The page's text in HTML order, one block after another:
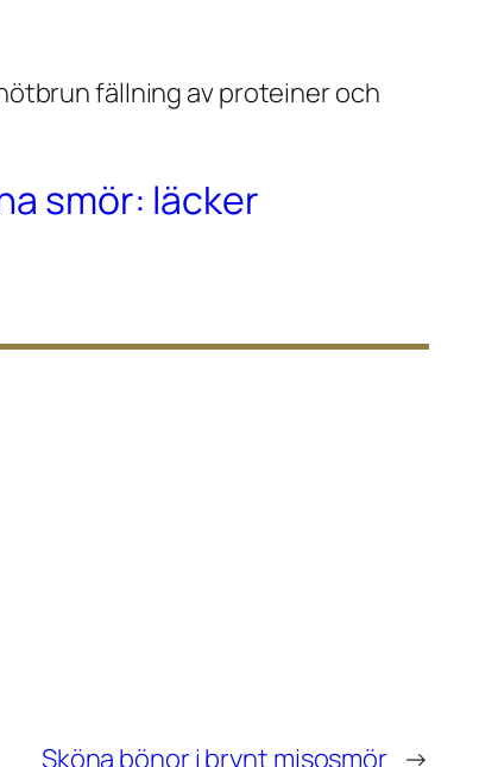
smör: läcker
Sköna bönor i brynt misosmör →